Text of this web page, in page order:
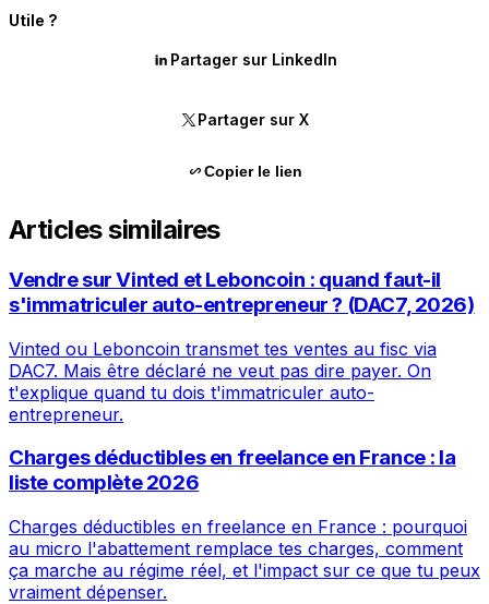
Utile ?
Partager sur LinkedIn
Partager sur X
Copier le lien
Articles similaires
Vendre sur Vinted et Leboncoin : quand faut-il
s'immatriculer auto-entrepreneur ? (DAC7, 2026)
Vinted ou Leboncoin transmet tes ventes au fisc via
DAC7. Mais être déclaré ne veut pas dire payer. On
t'explique quand tu dois t'immatriculer auto-
entrepreneur.
Charges déductibles en freelance en France : la
liste complète 2026
Charges déductibles en freelance en France : pourquoi
au micro l'abattement remplace tes charges, comment
ça marche au régime réel, et l'impact sur ce que tu peux
vraiment dépenser.